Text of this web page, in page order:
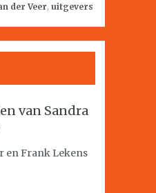
der Veer, uitgevers
van Sandra
en Frank Lekens